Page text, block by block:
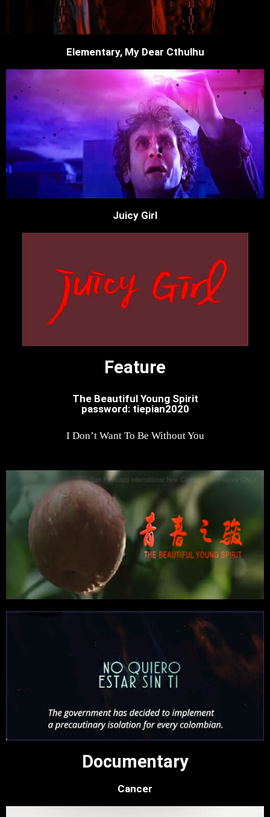
Elementary, My Dear Cthulhu
Juicy Girl
Feature
The Beautiful Young Spirit
password: tiepian2020
I Don’t Want To Be Without You
Documentary
Cancer